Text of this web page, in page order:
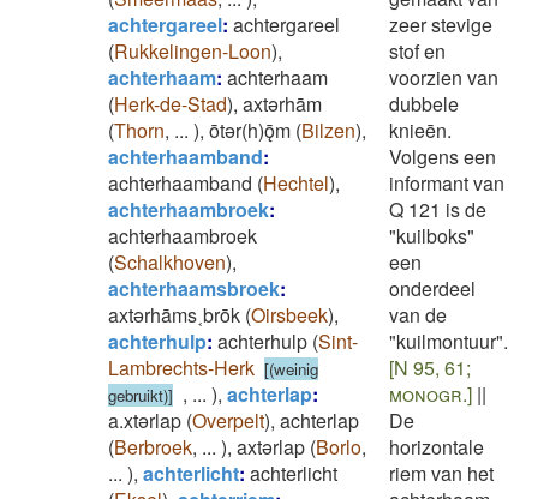
achtergareel: achtergareel
(Rukkelingen-Loon),
achterhaam: achterhaam
(Herk-de-Stad), axtǝrhām
(Thorn, ... ), ōtǝr(h)ǭm (Bilzen),
achterhaamband:
achterhaamband (Hechtel),
achterhaambroek:
achterhaambroek
(Schalkhoven),
achterhaamsbroek:
axtǝrhāms˱brōk (Oirsbeek),
achterhulp: achterhulp (Sint-
Lambrechts-Herk [(weinig
gebruikt)] , ... ), achterlap:
a.xtǝrlap (Overpelt), achterlap
(Berbroek, ... ), axtǝrlap (Borlo,
... ), achterlicht: achterlicht
zeer stevige
stof en
voorzien van
dubbele
knieēn.
Volgens een
informant van
Q 121 is de
"kuilboks"
een
onderdeel
van de
"kuilmontuur".
[N 95, 61;
monogr.] ||
De
horizontale
riem van het